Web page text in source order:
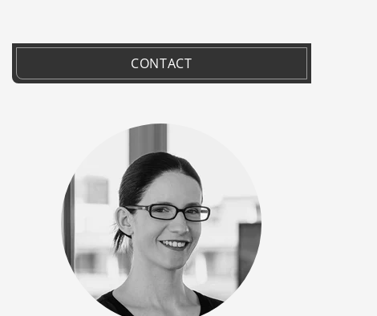
CONTACT